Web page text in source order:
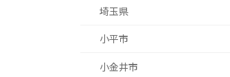
埼玉県
小平市
小金井市